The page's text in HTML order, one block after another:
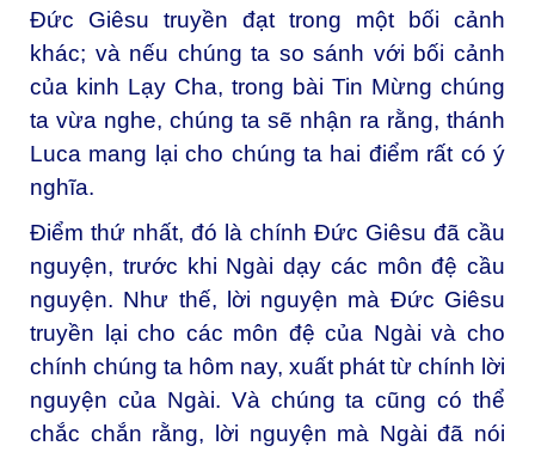
Đức Giêsu truyền đạt trong một bối cảnh
khác; và nếu chúng ta so sánh với bối cảnh
của kinh Lạy Cha, trong bài Tin Mừng chúng
ta vừa nghe, chúng ta sẽ nhận ra rằng, thánh
Luca mang lại cho chúng ta hai điểm rất có ý
nghĩa.
Điểm thứ nhất, đó là chính Đức Giêsu đã cầu
nguyện, trước khi Ngài dạy các môn đệ cầu
nguyện. Như thế, lời nguyện mà Đức Giêsu
truyền lại cho các môn đệ của Ngài và cho
chính chúng ta hôm nay, xuất phát từ chính lời
nguyện của Ngài. Và chúng ta cũng có thể
chắc chắn rằng, lời nguyện mà Ngài đã nói